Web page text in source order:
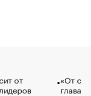
от
«От
глава